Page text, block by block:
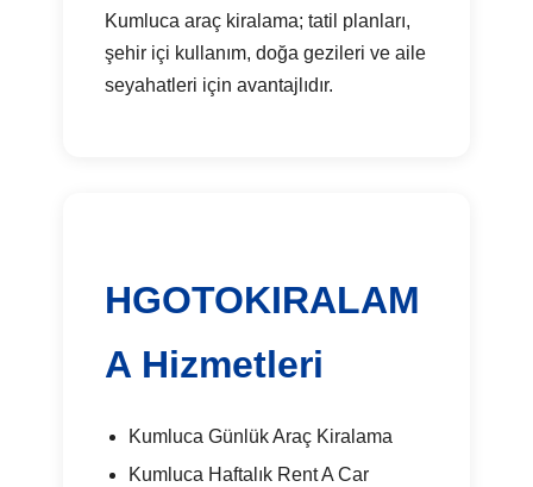
Kumluca araç kiralama; tatil planları,
şehir içi kullanım, doğa gezileri ve aile
seyahatleri için avantajlıdır.
HGOTOKIRALAM
A Hizmetleri
Kumluca Günlük Araç Kiralama
Kumluca Haftalık Rent A Car